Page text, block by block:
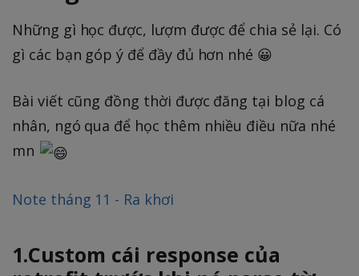
Những gì học được, lượm được để chia sẻ lại. Có
gì các bạn góp ý để đầy đủ hơn nhé 😀
Bài viết cũng đồng thời được đăng tại blog cá
nhân, ngó qua để học thêm nhiều điều nữa nhé
mn
Note tháng 11 - Ra khơi
1.Custom cái response của